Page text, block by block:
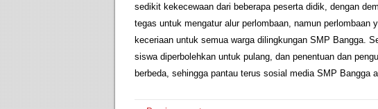
sedikit kekecewaan dari beberapa peserta didik, dengan
tegas untuk mengatur alur perlombaan, namun perlombaan
keceriaan untuk semua warga dilingkungan SMP Bangga.
siswa diperbolehkan untuk pulang, dan penentuan dan
berbeda, sehingga pantau terus sosial media SMP Bangga